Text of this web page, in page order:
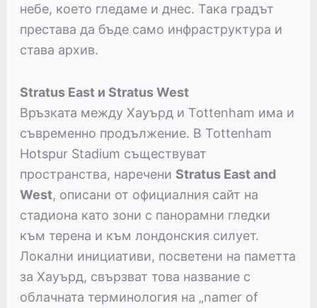
небе, което гледаме и днес. Така градът
престава да бъде само инфраструктура и
става архив.
Stratus East и Stratus West
Връзката между Хауърд и Tottenham има и
съвременно продължение. В Tottenham
Hotspur Stadium съществуват
пространства, наречени Stratus East and
West, описани от официалния сайт на
стадиона като зони с панорамни гледки
към терена и към лондонския силует.
Локални инициативи, посветени на паметта
за Хауърд, свързват това название с
облачната терминология на „namer of